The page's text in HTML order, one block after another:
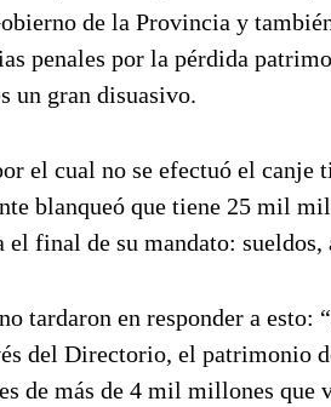
de la Provincia y
penales por la pérdida
un gran disuasivo.
el cual no se efectuó el canje
blanqueó que tiene 25 mil
el final de su mandato:
tardaron en responder a
del Directorio, el patrimonio
de más de 4 mil millones